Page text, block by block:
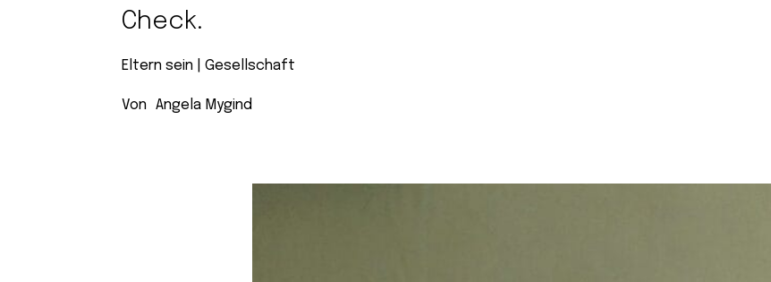
Check.
Eltern sein Gesellschaft
Von Angela Mygind